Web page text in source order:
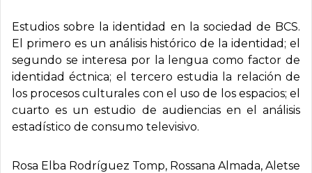
Estudios sobre la identidad en la sociedad de BCS.
El primero es un análisis histórico de la identidad; el
segundo se interesa por la lengua como factor de
identidad éctnica; el tercero estudia la relación de
los procesos culturales con el uso de los espacios; el
cuarto es un estudio de audiencias en el análisis
estadístico de consumo televisivo.
Rosa Elba Rodrí­guez Tomp, Rossana Almada, Aletse